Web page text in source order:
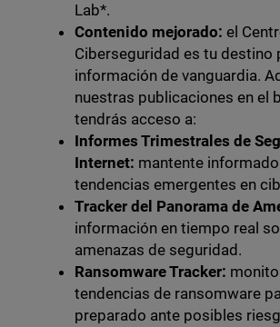
Lab*.
Contenido mejorado: el
Ciberseguridad es tu destino
información de vanguardia.
nuestras publicaciones en el
tendrás acceso a:
Informes Trimestrales de
Internet: mantente
tendencias emergentes en
Tracker del Panorama de
información en tiempo real
amenazas de seguridad.
Ransomware Tracker:
tendencias de ransomware
preparado ante posibles